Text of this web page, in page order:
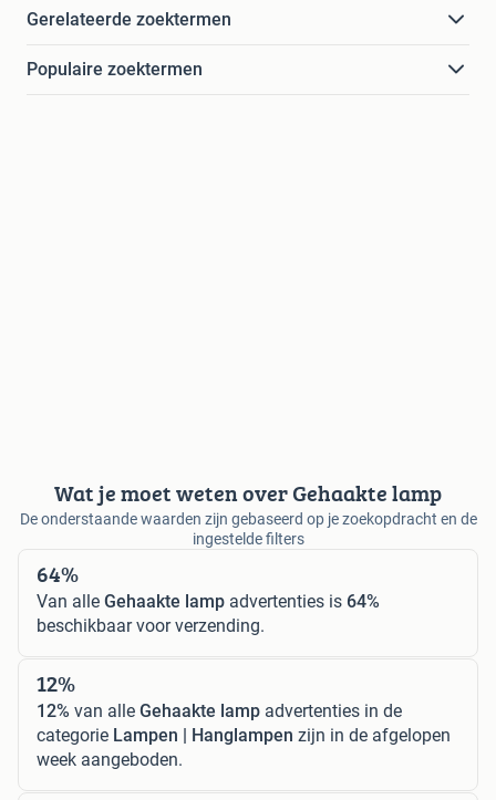
Gerelateerde zoektermen
Populaire zoektermen
Wat je moet weten over Gehaakte lamp
De onderstaande waarden zijn gebaseerd op je zoekopdracht en de
ingestelde filters
64%
Van alle Gehaakte lamp advertenties is 64%
beschikbaar voor verzending.
12%
12% van alle Gehaakte lamp advertenties in de
categorie Lampen | Hanglampen zijn in de afgelopen
week aangeboden.